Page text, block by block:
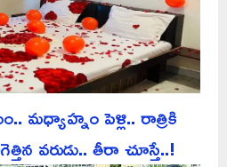
మధ్యాహ్నం పెళ్లి.. రాత్రికి
వరుడు.. తీరా చూస్తే..!